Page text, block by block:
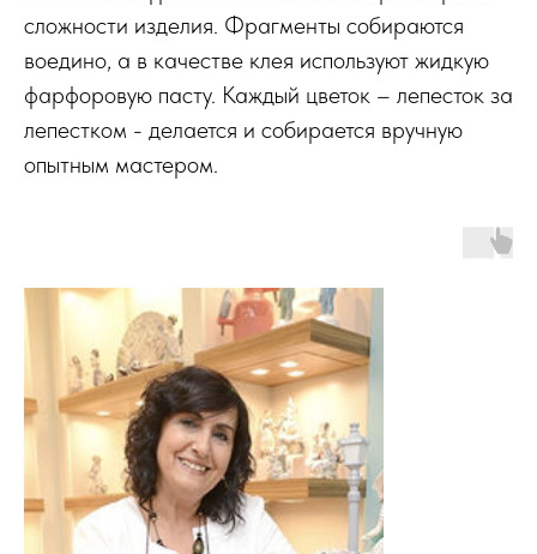
сложности изделия. Фрагменты собираются
воедино, а в качестве клея используют жидкую
фарфоровую пасту. Каждый цветок – лепесток за
лепестком - делается и собирается вручную
опытным мастером.